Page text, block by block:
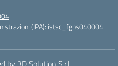
(IPA): istsc_fgps040004